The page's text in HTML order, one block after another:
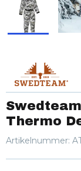
Thermo
Artikelnummer: